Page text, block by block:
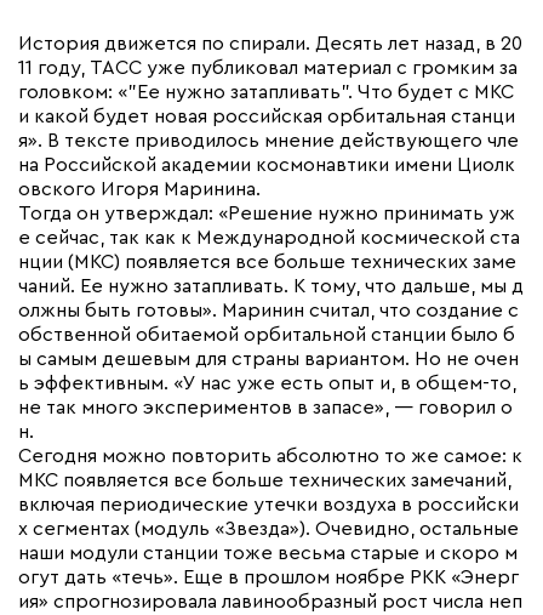
История движется по спирали. Десять лет назад, в 20
11 году, ТАСС уже публиковал материал с громким за
головком: «”Ее нужно затапливать”. Что будет с МКС
и какой будет новая российская орбитальная станци
я». В тексте приводилось мнение действующего чле
на Российской академии космонавтики имени Циолк
овского Игоря Маринина.
Тогда он утверждал: «Решение нужно принимать уж
е сейчас, так как к Международной космической ста
нции (МКС) появляется все больше технических заме
чаний. Ее нужно затапливать. К тому, что дальше, мы д
олжны быть готовы». Маринин считал, что создание с
обственной обитаемой орбитальной станции было б
ы самым дешевым для страны вариантом. Но не очен
ь эффективным. «У нас уже есть опыт и, в общем-то,
не так много экспериментов в запасе», — говорил о
н.
Сегодня можно повторить абсолютно то же самое: к
МКС появляется все больше технических замечаний,
включая периодические утечки воздуха в российски
х сегментах (модуль «Звезда»). Очевидно, остальные
наши модули станции тоже весьма старые и скоро м
огут дать «течь». Еще в прошлом ноябре РКК «Энерг
ия» спрогнозировала лавинообразный рост числа неп